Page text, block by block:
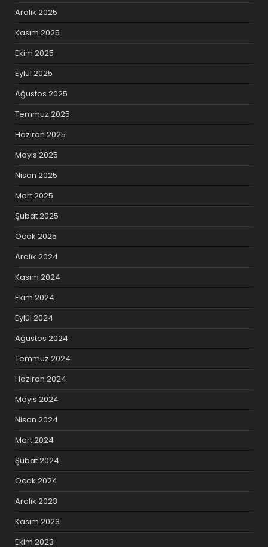
Aralık 2025
Kasım 2025
Ekim 2025
Eylül 2025
Ağustos 2025
Temmuz 2025
Haziran 2025
Mayıs 2025
Nisan 2025
Mart 2025
Şubat 2025
Ocak 2025
Aralık 2024
Kasım 2024
Ekim 2024
Eylül 2024
Ağustos 2024
Temmuz 2024
Haziran 2024
Mayıs 2024
Nisan 2024
Mart 2024
Şubat 2024
Ocak 2024
Aralık 2023
Kasım 2023
Ekim 2023